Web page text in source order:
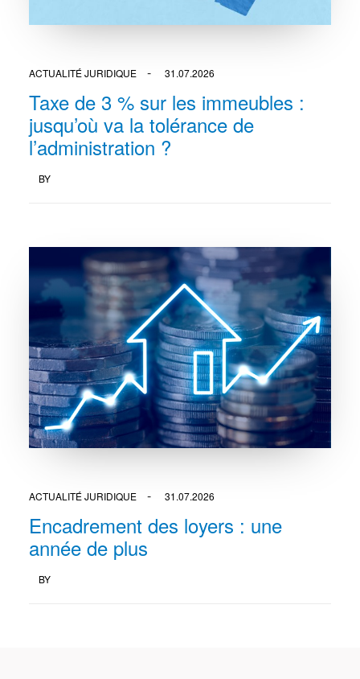
ACTUALITÉ JURIDIQUE 31.07.2026
Taxe de 3 % sur les immeubles :
jusqu’où va la tolérance de
l’administration ?
BY
ACTUALITÉ JURIDIQUE 31.07.2026
Encadrement des loyers : une
année de plus
BY